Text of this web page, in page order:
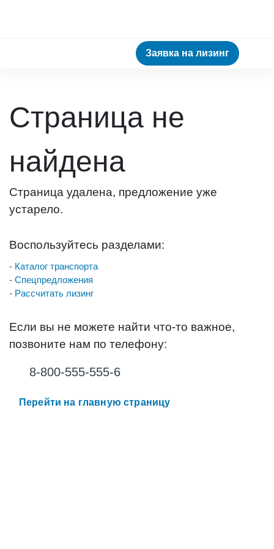
Заявка на лизинг
Страница не
найдена
Страница удалена, предложение уже
устарело.
Воспользуйтесь разделами:
- Каталог транспорта
- Спецпредложения
- Рассчитать лизинг
Если вы не можете найти что-то важное,
позвоните нам по телефону:
8-800-555-555-6
Перейти на главную страницу